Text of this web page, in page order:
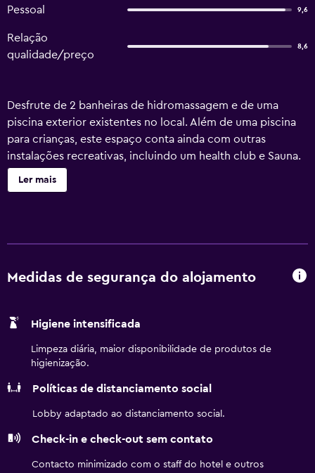
Pessoal 9,6
Relação
qualidade/preço
8,6
Desfrute de 2 banheiras de hidromassagem e de uma
piscina exterior existentes no local. Além de uma piscina
para crianças, este espaço conta ainda com outras
instalações recreativas, incluindo um health club e Sauna.
Não é permitida a presença de menores de 18 anos na
piscina ou no health club sem a supervisão de adultos.
Ler mais
Medidas de segurança do alojamento
Higiene intensificada
Limpeza diária, maior disponibilidade de produtos de
higienização.
Políticas de distanciamento social
Lobby adaptado ao distanciamento social.
Check-in e check-out sem contato
Contacto minimizado com o staff do hotel e outros